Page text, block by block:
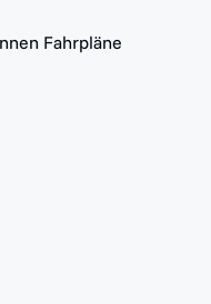
Fahrpläne